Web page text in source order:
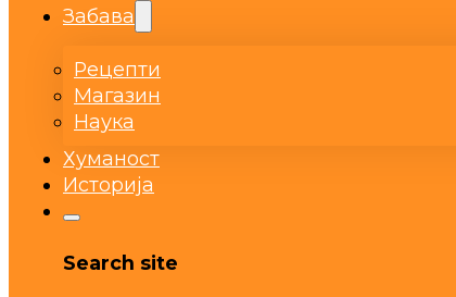
Забава
Рецепти
Магазин
Наука
Хуманост
Историја
Search site